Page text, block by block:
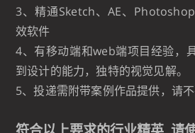
3、精通Sketch、AE、
效软件
4、有移动端和web端项目经验，
到设计的能力，独特的视觉见解。
5、投递需附带案例作品提供，请不